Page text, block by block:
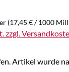
(17,45 € / 1000
zzgl.
Artikel wurde